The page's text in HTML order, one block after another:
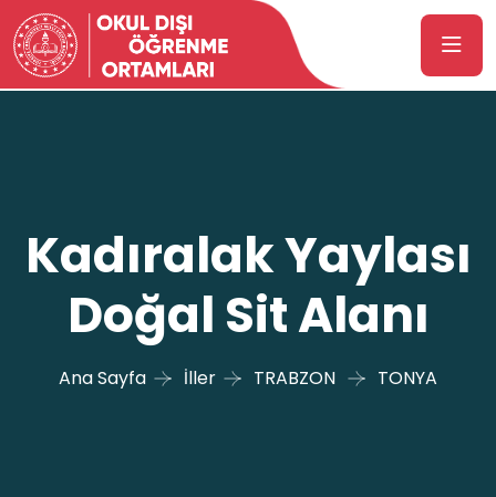
Kadıralak Yaylası
Doğal Sit Alanı
Ana Sayfa İller TRABZON TONYA